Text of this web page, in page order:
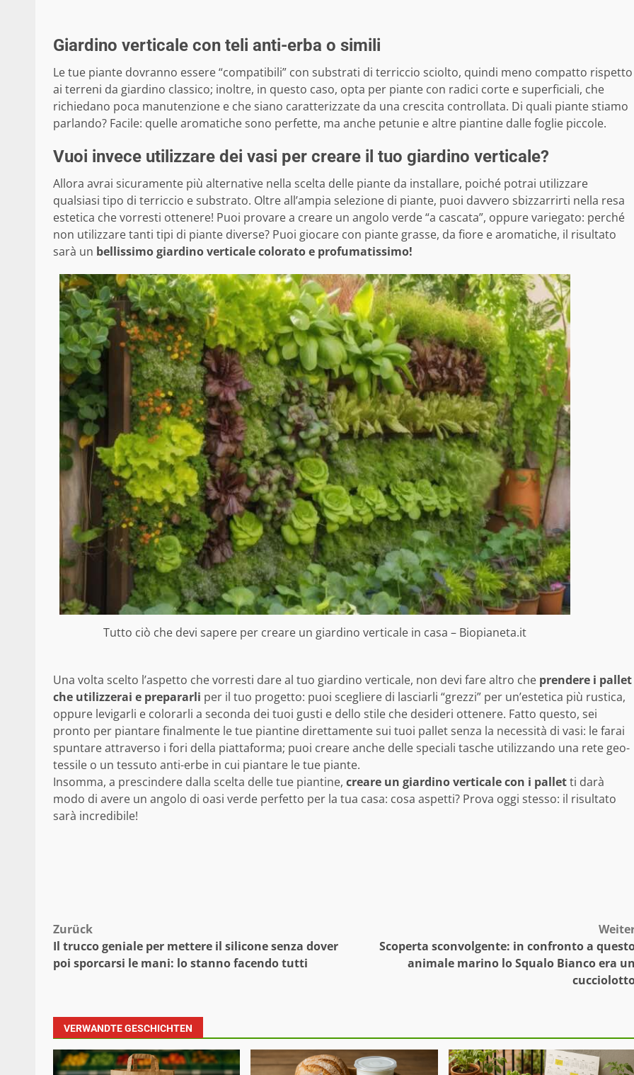
Giardino verticale con teli anti-erba o simili
Le tue piante dovranno essere “compatibili” con substrati di terriccio sciolto, quindi meno compatto rispetto
ai terreni da giardino classico; inoltre, in questo caso, opta per piante con radici corte e superficiali, che
richiedano poca manutenzione e che siano caratterizzate da una crescita controllata. Di quali piante stiamo
parlando? Facile: quelle aromatiche sono perfette, ma anche petunie e altre piantine dalle foglie piccole.
Vuoi invece utilizzare dei vasi per creare il tuo giardino verticale?
Allora avrai sicuramente più alternative nella scelta delle piante da installare, poiché potrai utilizzare
qualsiasi tipo di terriccio e substrato. Oltre all’ampia selezione di piante, puoi davvero sbizzarrirti nella resa
estetica che vorresti ottenere! Puoi provare a creare un angolo verde “a cascata”, oppure variegato: perché
non utilizzare tanti tipi di piante diverse? Puoi giocare con piante grasse, da fiore e aromatiche, il risultato
sarà un bellissimo giardino verticale colorato e profumatissimo!
Tutto ciò che devi sapere per creare un giardino verticale in casa – Biopianeta.it
Una volta scelto l’aspetto che vorresti dare al tuo giardino verticale, non devi fare altro che prendere i pallet
che utilizzerai e prepararli per il tuo progetto: puoi scegliere di lasciarli “grezzi” per un’estetica più rustica,
oppure levigarli e colorarli a seconda dei tuoi gusti e dello stile che desideri ottenere. Fatto questo, sei
pronto per piantare finalmente le tue piantine direttamente sui tuoi pallet senza la necessità di vasi: le farai
spuntare attraverso i fori della piattaforma; puoi creare anche delle speciali tasche utilizzando una rete geo-
tessile o un tessuto anti-erbe in cui piantare le tue piante.
Insomma, a prescindere dalla scelta delle tue piantine, creare un giardino verticale con i palletti darà
modo di avere un angolo di oasi verde perfetto per la tua casa: cosa aspetti? Prova oggi stesso: il risultato
sarà incredibile!
Beitragsnavigation
Zurück
Il trucco geniale per mettere il silicone senza dover
poi sporcarsi le mani: lo stanno facendo tutti
Scoperta sconvolgente: in confronto a
animale marino lo Squalo Bianco era
VERWANDTE GESCHICHTEN